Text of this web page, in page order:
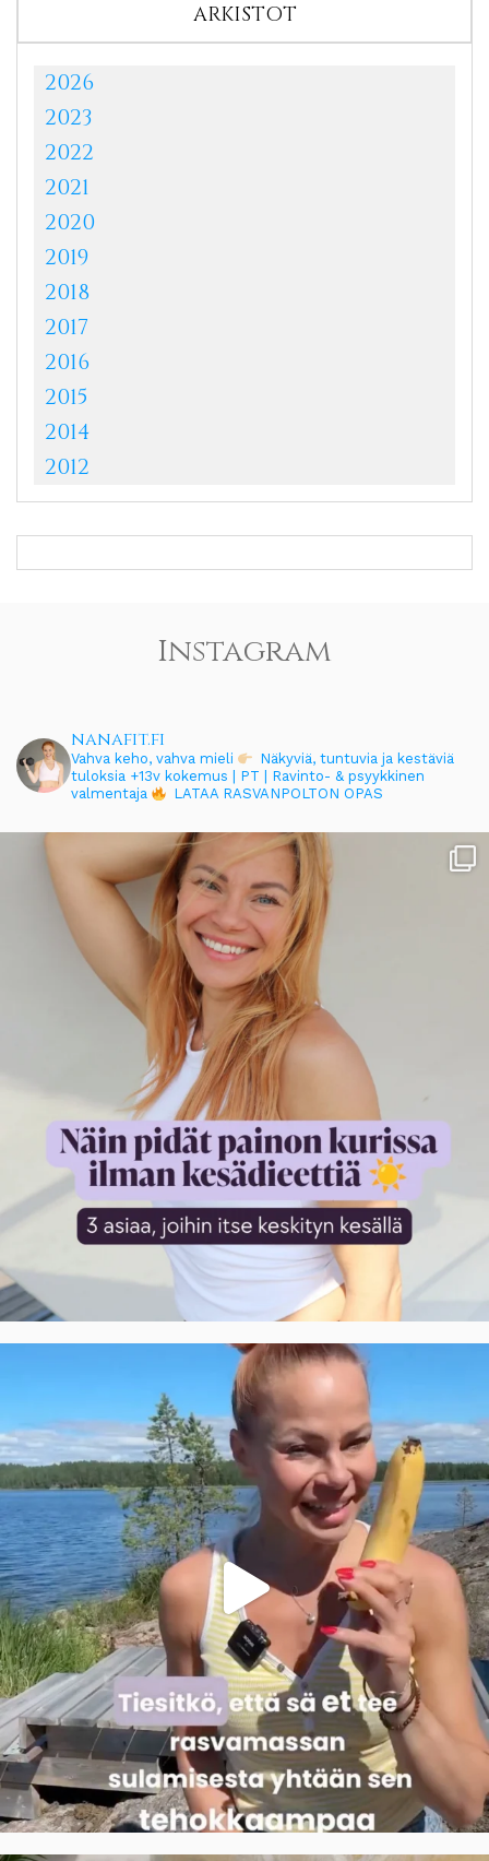
ARKISTOT
2026
2023
2022
2021
2020
2019
2018
2017
2016
2015
2014
2012
Instagram
nanafit.fi
Vahva keho, vahva mieli
Näkyviä, tuntuvia ja kestäviä
tuloksia +13v kokemus | PT | Ravinto- & psyykkinen
valmentaja
LATAA RASVANPOLTON OPAS